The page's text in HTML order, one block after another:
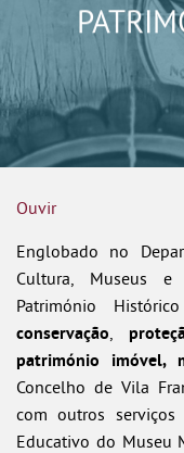
Ouvir
Englobado no
Cultura, Museus
Património
conservação,
património imóvel,
Concelho de Vila
com outros
Educativo do Museu